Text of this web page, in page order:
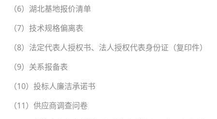
（6）湖北基地报价清单
（7）技术规格偏离表
（8）法定代表人授权书、法人授权代表身份证（复印件）
（9）关系报备表
（10）投标人廉洁承诺书
（11）供应商调查问卷